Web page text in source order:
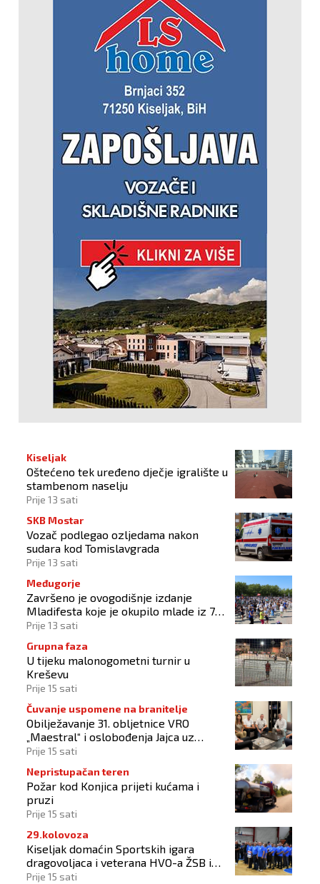
Kiseljak
Oštećeno tek uređeno dječje igralište u
stambenom naselju
Prije 13 sati
SKB Mostar
Vozač podlegao ozljedama nakon
sudara kod Tomislavgrada
Prije 13 sati
Međugorje
Završeno je ovogodišnje izdanje
Mladifesta koje je okupilo mlade iz 73
zemlje svijeta
Prije 13 sati
Grupna faza
U tijeku malonogometni turnir u
Kreševu
Prije 15 sati
Čuvanje uspomene na branitelje
Obilježavanje 31. obljetnice VRO
„Maestral“ i oslobođenja Jajca uz
pokroviteljstvo HNS-a BiH
Prije 15 sati
Nepristupačan teren
Požar kod Konjica prijeti kućama i
pruzi
Prije 15 sati
29.kolovoza
Kiseljak domaćin Sportskih igara
dragovoljaca i veterana HVO-a ŽSB i
Dana branitelja
Prije 15 sati